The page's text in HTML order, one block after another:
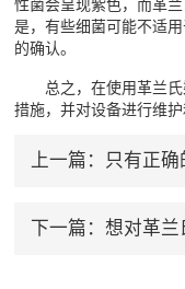
性菌会呈现紫色，而革
是，有些细菌可能不适
的确认。
总之，在使用革兰氏
措施，并对设备进行维
上一篇： 只有正确的
下一篇： 想对革兰